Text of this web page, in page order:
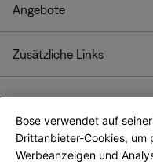
Angebote
Zusätzliche Links
Bose
Bose verwendet auf
Drittanbieter-Cookies, um
Werbeanzeigen und